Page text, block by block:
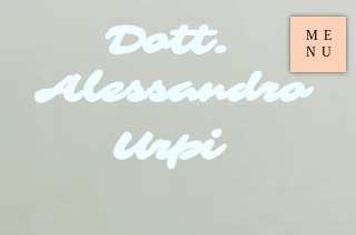
Dott.
Alessandro
Urpi
ME
NU